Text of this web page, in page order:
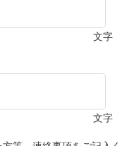
文字
文字